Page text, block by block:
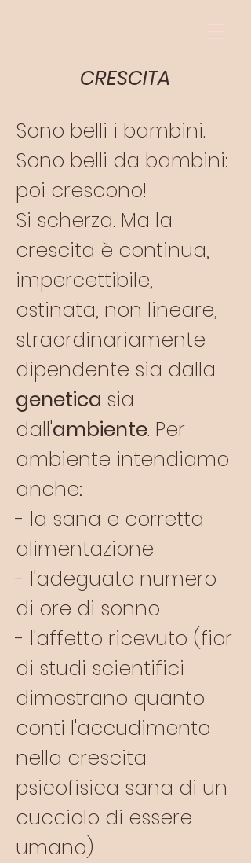
CRESCITA
Sono belli i bambini.
Sono belli da bambini:
poi crescono!
Si scherza. Ma la
crescita è continua,
impercettibile,
ostinata, non lineare,
straordinariamente
dipendente sia dalla
genetica sia
dall'ambiente. Per
ambiente intendiamo
anche:
- la sana e corretta
alimentazione
- l'adeguato numero
di ore di sonno
- l'affetto ricevuto (fior
di studi scientifici
dimostrano quanto
conti l'accudimento
nella crescita
psicofisica sana di un
cucciolo di essere
umano)